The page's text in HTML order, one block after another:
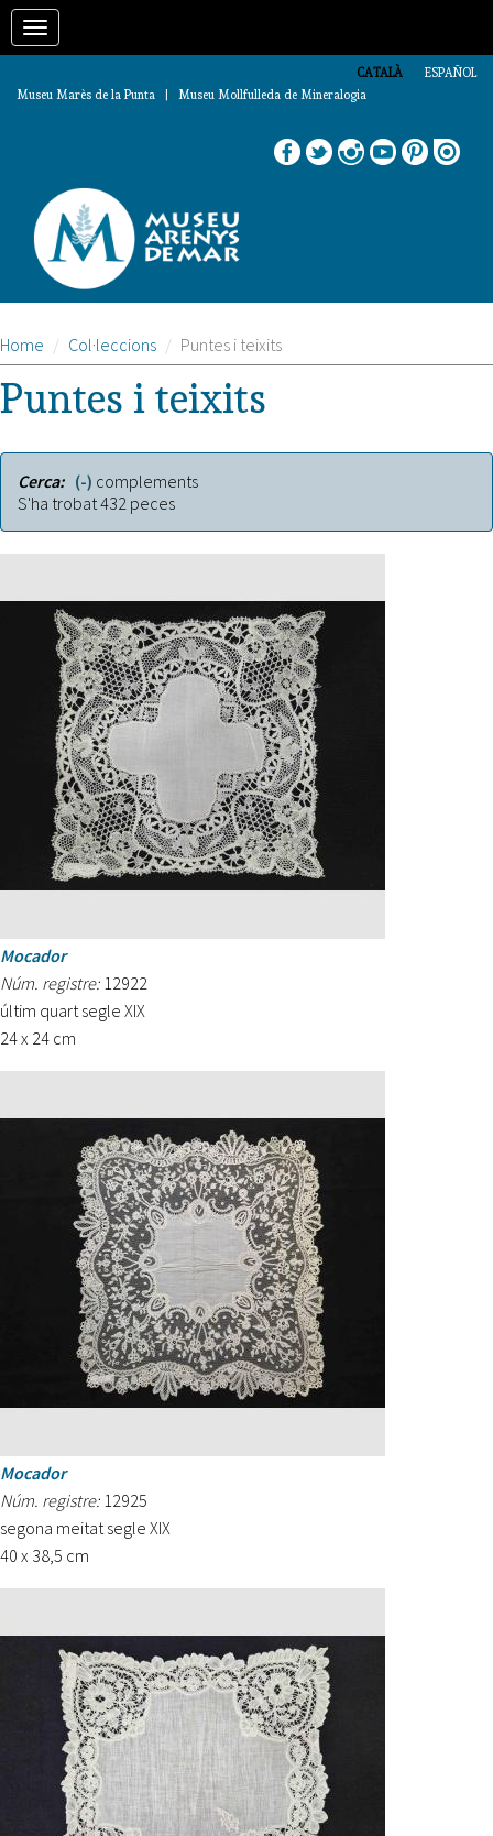
Vés
contingutToggle
ESPAÑOL
CATALÀ
Museu Marès de la Punta | Museu Mollfulleda de Mineralogia
Home Col·leccions Puntes i teixits
Puntes i teixits
Cerca: (-) Remove
complements
complements
S'ha trobat 432 peces
Mocador
Núm. registre: 12922
últim quart segle XIX
24 x 24 cm
Mocador
Núm. registre: 12925
segona meitat segle XIX
40 x 38,5 cm